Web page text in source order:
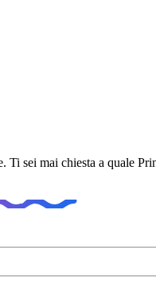
sei mai chiesta a quale